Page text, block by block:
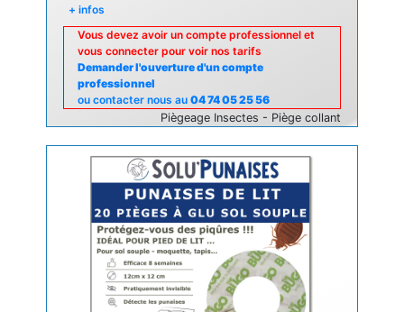
+ infos
Vous devez avoir un compte professionnel et
vous connecter pour voir nos tarifs
Demander l'ouverture d'un compte
professionnel
ou contacter nous au 04 74 05 25 56
Piègeage Insectes - Piège collant